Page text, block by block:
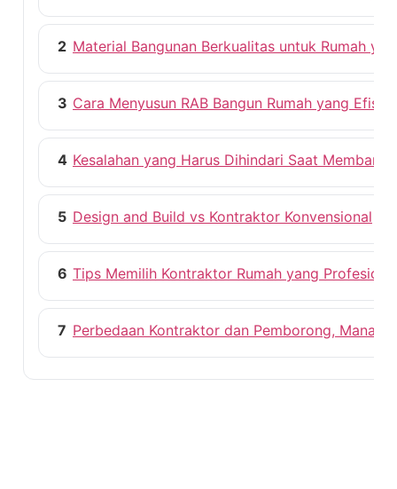
2 Material Bangunan Berkualitas untuk Rumah
3 Cara Menyusun RAB Bangun Rumah yang Efisien
4 Kesalahan yang Harus Dihindari Saat
5 Design and Build vs Kontraktor Konvensional
6 Tips Memilih Kontraktor Rumah yang
7 Perbedaan Kontraktor dan Pemborong, Mana